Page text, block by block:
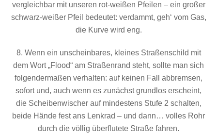
vergleichbar mit unseren rot-weißen Pfeilen – ein großer
schwarz-weißer Pfeil bedeutet: verdammt, geh‘ vom Gas,
die Kurve wird eng.
8. Wenn ein unscheinbares, kleines Straßenschild mit
dem Wort „Flood“ am Straßenrand steht, sollte man sich
folgendermaßen verhalten: auf keinen Fall abbremsen,
sofort und, auch wenn es zunächst grundlos erscheint,
die Scheibenwischer auf mindestens Stufe 2 schalten,
beide Hände fest ans Lenkrad – und dann… volles Rohr
durch die völlig überflutete Straße fahren.